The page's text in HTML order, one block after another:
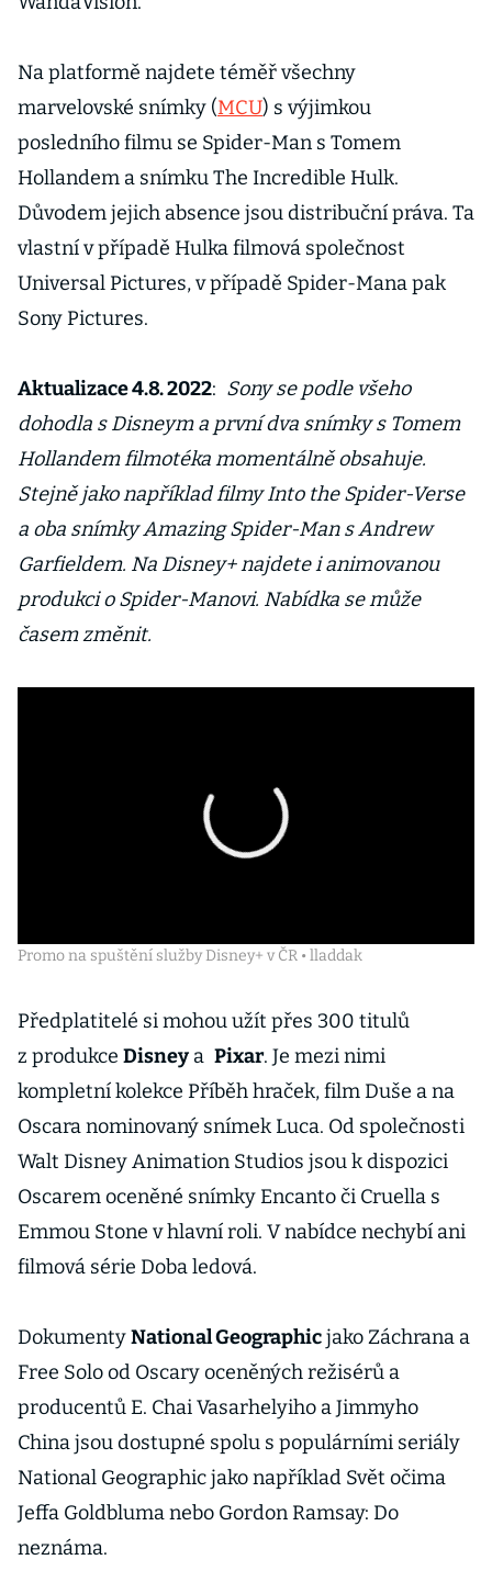
Na platformě najdete téměř všechny
marvelovské snímky (MCU) s výjimkou
posledního filmu se Spider-Man s Tomem
Hollandem a snímku The Incredible Hulk.
Důvodem jejich absence jsou distribuční práva. Ta
vlastní v případě Hulka filmová společnost
Universal Pictures, v případě Spider-Mana pak
Sony Pictures.
Aktualizace 4.8. 2022: Sony se podle všeho
dohodla s Disneym a první dva snímky s Tomem
Hollandem filmotéka momentálně obsahuje.
Stejně jako například filmy Into the Spider-Verse
a oba snímky Amazing Spider-Man s Andrew
Garfieldem. Na Disney+ najdete i animovanou
produkci o Spider-Manovi. Nabídka se může
časem změnit.
Promo na spuštění služby Disney+ v ČR • lladdak
Předplatitelé si mohou užít přes 300 titulů
z produkce Disney a Pixar. Je mezi nimi
kompletní kolekce Příběh hraček, film Duše a na
Oscara nominovaný snímek Luca. Od společnosti
Walt Disney Animation Studios jsou k dispozici
Oscarem oceněné snímky Encanto či Cruella s
Emmou Stone v hlavní roli. V nabídce nechybí ani
filmová série Doba ledová.
DokumentyNational Geographicjako Záchrana a
Free Solo od Oscary oceněných režisérů a
producentů E. Chai Vasarhelyiho a Jimmyho
China jsou dostupné spolu s populárními seriály
National Geographic jako například Svět očima
Jeffa Goldbluma nebo Gordon Ramsay: Do
neznáma.